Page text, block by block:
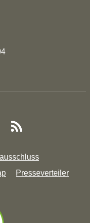
Presseverteiler